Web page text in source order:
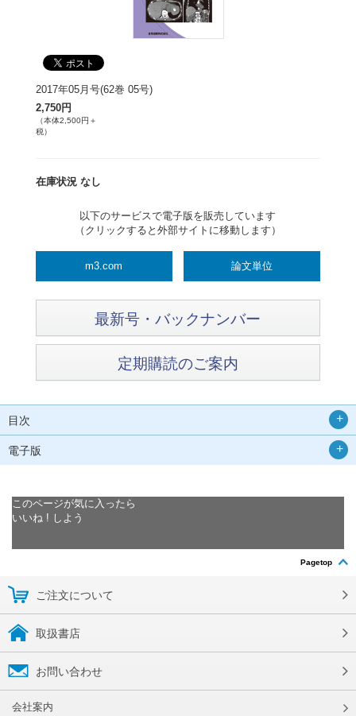
2017年05月号(62巻 05号)
2,750円
（本体2,500円＋
税）
在庫状況 なし
以下のサービスで電子版を販売しています
（クリックすると外部サイトに移動します）
m3.com 論文単位
最新号・バックナンバー
定期購読のご案内
目次
電子版
このページが気に入ったら
いいね ! しよう
Pagetop
ご注文について
取扱書店
お問い合わせ
会社案内